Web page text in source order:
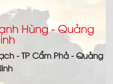
Hùng - Quảng
- TP Cẩm Phả - Quảng